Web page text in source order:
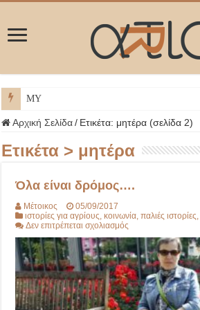
ΜΥΚΟΝΟΣ
Αρχική Σελίδα / Ετικέτα: μητέρα (σελίδα 2)
Ετικέτα > μητέρα
Όλα είναι δρόμος….
Μέτοικος
05/09/2017
ιστορίες για αγρίους ,κοινωνία ,παλιές ιστορίες
Δεν επιτρέπεται σχολιασμός
είναι
δρόμος….